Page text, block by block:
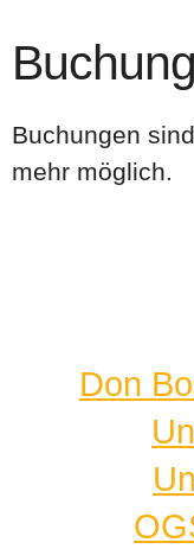
Buchungen
mehr möglich.
Don